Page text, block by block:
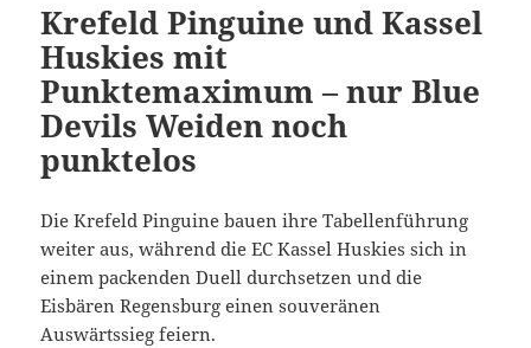
Krefeld Pinguine und Kassel
Huskies mit
Punktemaximum – nur Blue
Devils Weiden noch
punktelos
Die Krefeld Pinguine bauen ihre Tabellenführung
weiter aus, während die EC Kassel Huskies sich in
einem packenden Duell durchsetzen und die
Eisbären Regensburg einen souveränen
Auswärtssieg feiern.